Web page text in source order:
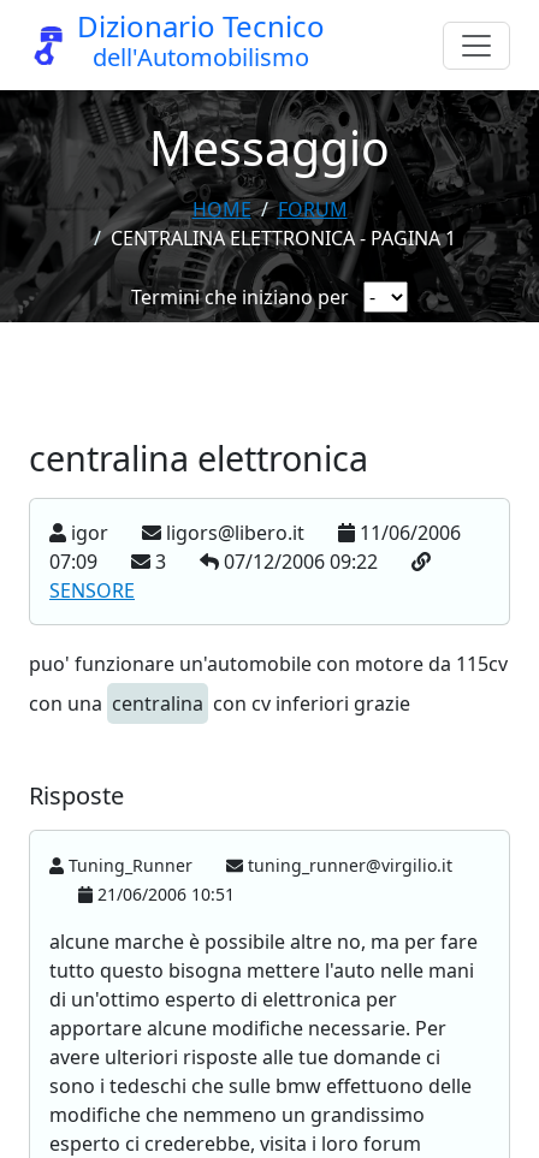
Dizionario Tecnico
dell'Automobilismo
Messaggio
HOME
FORUM
CENTRALINA ELETTRONICA - PAGINA 1
Termini che iniziano per
centralina elettronica
igor ligors@libero.it
11/06/2006
07:09
3
07/12/2006 09:22
SENSORE
puo' funzionare un'automobile con motore da 115cv
con una centralina con cv inferiori grazie
Risposte
Tuning_Runner
tuning_runner@virgilio.it
21/06/2006 10:51
alcune marche è possibile altre no, ma per fare
tutto questo bisogna mettere l'auto nelle mani
di un'ottimo esperto di elettronica per
apportare alcune modifiche necessarie. Per
avere ulteriori risposte alle tue domande ci
sono i tedeschi che sulle bmw effettuono delle
modifiche che nemmeno un grandissimo
esperto ci crederebbe, visita i loro forum